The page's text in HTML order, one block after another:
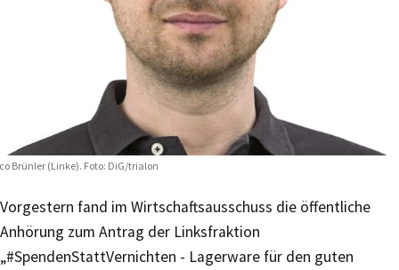
Brünler (Linke). Foto: DiG/trialon
Vorgestern fand im Wirtschaftsausschuss die öffentliche
Anhörung zum Antrag der Linksfraktion
„#SpendenStattVernichten - Lagerware für den guten